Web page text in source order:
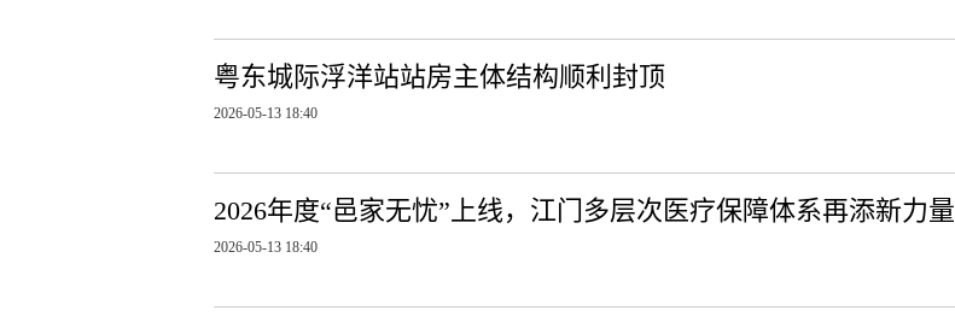
粤东城际浮洋站站房主体结构顺利封顶
2026-05-13 18:40
2026年度“邑家无忧”上线，江门多层次医疗保障体系再添新力量
2026-05-13 18:40